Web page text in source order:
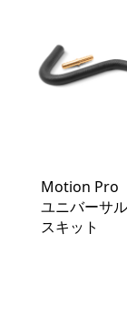
Motion Pro
ユニバーサ
スキット